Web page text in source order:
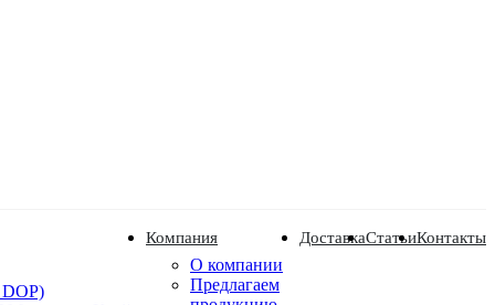
Компания
О компании
Предлагаем
ДоставкаСтатьиКонтакты